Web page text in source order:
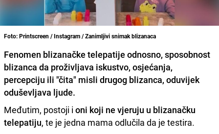
Foto: Printscreen / Instagram / Zanimljivi snimak blizanaca
Fenomen blizanačke telepatije odnosno, sposobnost
blizanca da proživljava iskustvo, osjećanja,
percepciju ili "čita" misli drugog blizanca, oduvijek
oduševljava ljude.
Međutim, postoji i oni koji ne vjeruju u blizanačku
telepatiju, te je jedna mama odlučila da je testira.